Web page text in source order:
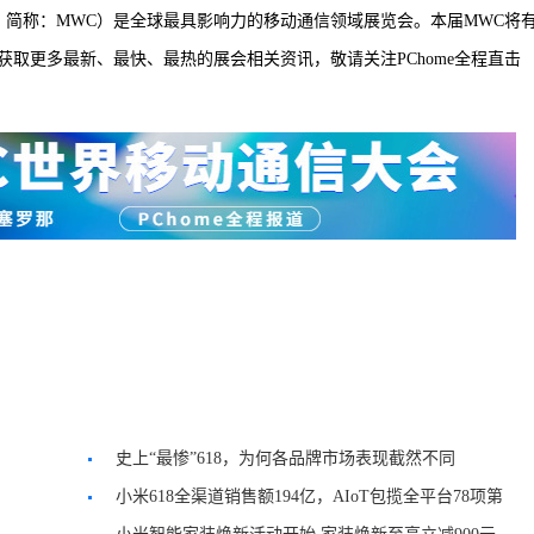
简称：MWC）是全球最具影响力的移动通信领域展览会。本届MWC将
更多最新、最快、最热的展会相关资讯，敬请关注PChome全程直击
史上“最惨”618，为何各品牌市场表现截然不同
小米618全渠道销售额194亿，AIoT包揽全平台78项第